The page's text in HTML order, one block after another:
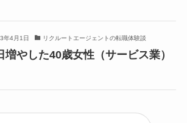
年4月1日 リクルートエージェントの転職体験談
増やした40歳女性（サービス業）